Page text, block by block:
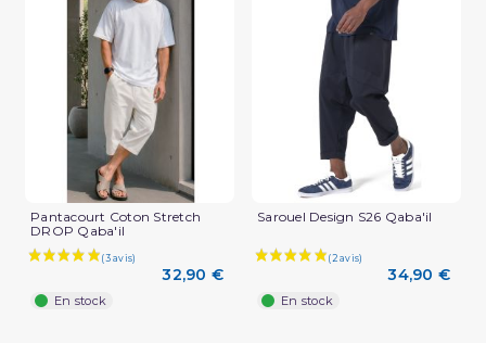
Pantacourt Coton Stretch
DROP Qaba'il
32,90 €
En stock
Sarouel Design S26 Qaba'il
34,90 €
En stock